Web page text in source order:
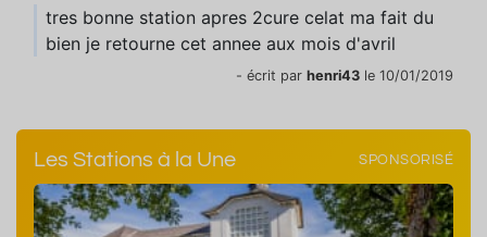
tres bonne station apres 2cure celat ma fait du
bien je retourne cet annee aux mois d'avril
- écrit par henri43 le 10/01/2019
Les Stations à la Une SPONSORISÉ